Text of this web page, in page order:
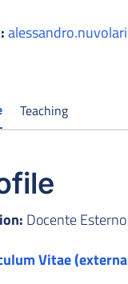
Teaching
Docente Esterno
Vitae